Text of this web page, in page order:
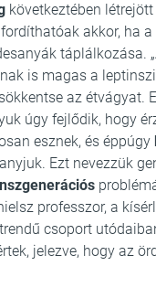
következtében
akkor, ha a
táplálkozása.
is magas a
az étvágyat.
úgy fejlődik, hogy
esznek, és éppúgy
Ezt nevezzük
professzor, a
csoport
jelezve, hogy az